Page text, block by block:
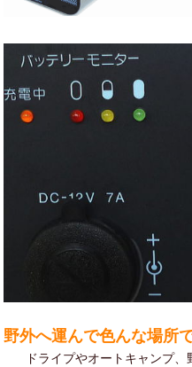
野外へ運んで色んな場所
ドライプやオートキャンプ